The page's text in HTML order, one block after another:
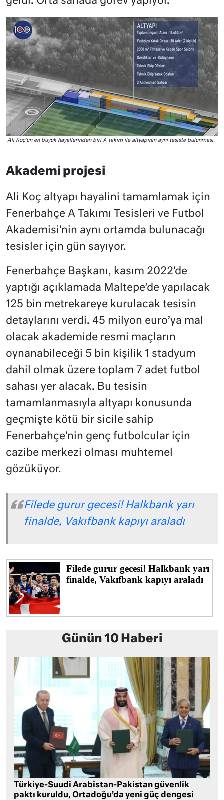
Ali Koç’un en büyük hayallerinden biri A takım ile altyapının aynı tesiste bulunması.
Akademi projesi
Ali Koç altyapı hayalini tamamlamak için
Fenerbahçe A Takımı Tesisleri ve Futbol
Akademisi’nin aynı ortamda bulunacağı
tesisler için gün sayıyor.
Fenerbahçe Başkanı, kasım 2022’de
yaptığı açıklamada Maltepe’de yapılacak
125 bin metrekareye kurulacak tesisin
detaylarını verdi. 45 milyon euro’ya mal
olacak akademide resmi maçların
oynanabileceği 5 bin kişilik 1 stadyum
dahil olmak üzere toplam 7 adet futbol
sahası yer alacak. Bu tesisin
tamamlanmasıyla altyapı konusunda
geçmişte kötü bir sicile sahip
Fenerbahçe’nin genç futbolcular için
cazibe merkezi olması muhtemel
gözüküyor.
Filede gurur gecesi! Halkbank yarı
finalde, Vakıfbank kapıyı araladı
Günün 10 Haberi
Türkiye-Suudi Arabistan-Pakistan güvenlik
paktı kuruldu, Ortadoğu’da yeni güç dengesi